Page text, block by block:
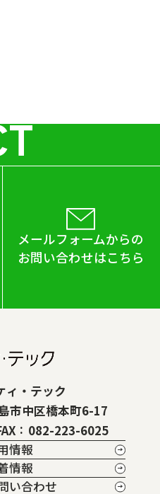
メールフォームからの
お問い合わせはこちら
ィ・テック
市中区橋本町6-17
082-223-6025
情報
情報
い合わせ